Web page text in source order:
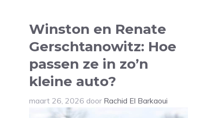
Winston en Renate
Gerschtanowitz: Hoe
passen ze in zo’n
kleine auto?
maart 26, 2026 door Rachid El Barkaoui